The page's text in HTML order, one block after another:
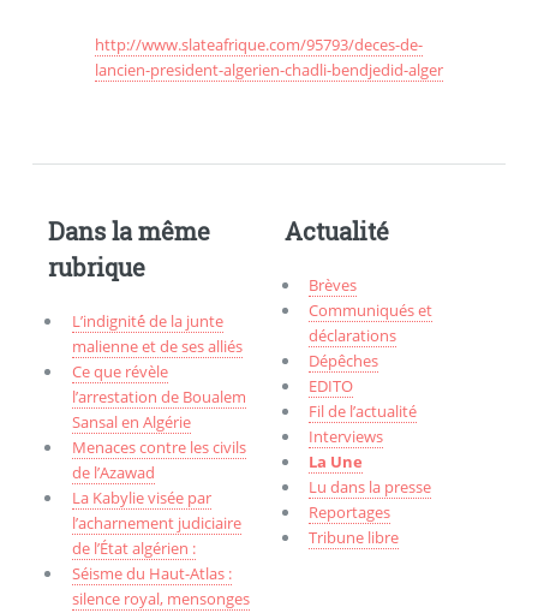
http://www.slateafrique.com/95793/deces-de-
lancien-president-algerien-chadli-bendjedid-alger
Dans la même
rubrique
L’indignité́ de la junte
malienne et de ses alliés
Ce que révèle
l’arrestation de Boualem
Sansal en Algérie
Menaces contre les civils
de l’Azawad
La Kabylie visée par
l’acharnement judiciaire
de l’État algérien :
Séisme du Haut-Atlas :
silence royal, mensonges
Actualité
Brèves
Communiqués et
déclarations
Dépêches
EDITO
Fil de l’actualité
Interviews
La Une
Lu dans la presse
Reportages
Tribune libre